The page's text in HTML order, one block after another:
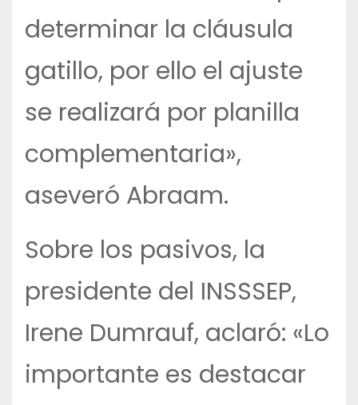
determinar la cláusula
gatillo, por ello el ajuste
se realizará por planilla
complementaria»,
aseveró Abraam.
Sobre los pasivos, la
presidente del INSSSEP,
Irene Dumrauf, aclaró: «Lo
importante es destacar